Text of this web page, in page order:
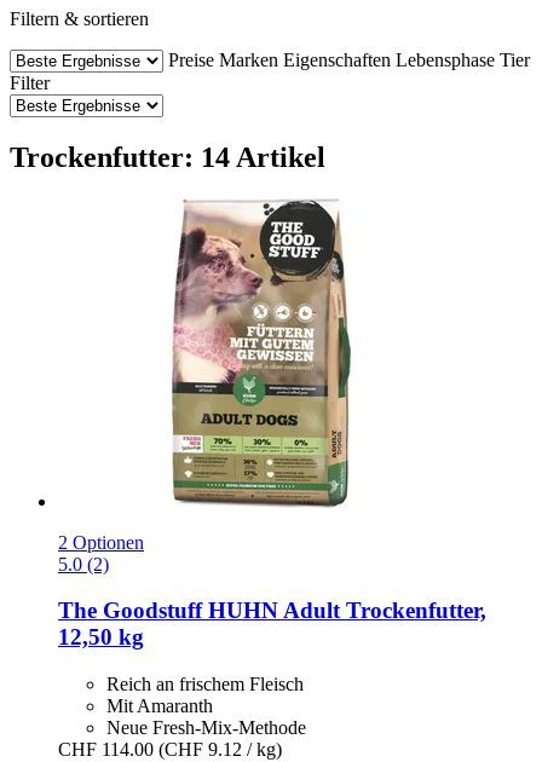
Filtern & sortieren
Preise Marken Eigenschaften Lebensphase Tier
Filter
Trockenfutter: 14 Artikel
2 Optionen
5.0 (2)
The GoodstuffHUHN Adult Trockenfutter,
12,50 kg
Reich an frischem Fleisch
Mit Amaranth
Neue Fresh-Mix-Methode
CHF 114.00 (CHF 9.12 / kg)